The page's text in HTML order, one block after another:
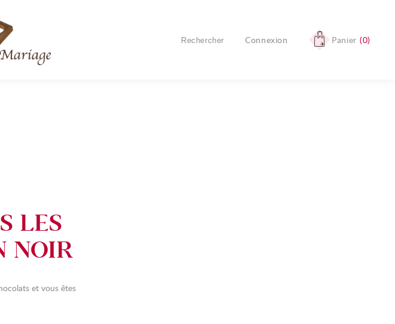
Connexion Panier 0
LES
NOIR
et vous êtes